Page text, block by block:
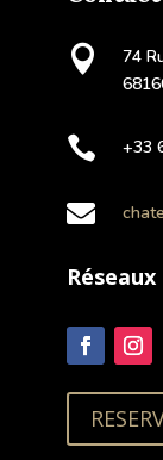

74
 +33
